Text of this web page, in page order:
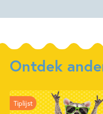
Ontdek
Tiplijst